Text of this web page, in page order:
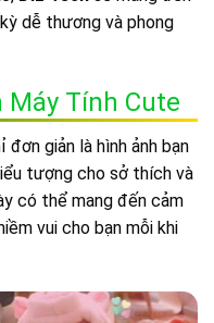
dễ thương và phong
Máy Tính Cute
đơn giản là hình ảnh bạn
tượng cho sở thích và
có thể mang đến cảm
vui cho bạn mỗi khi